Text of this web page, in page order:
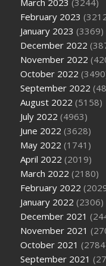
March 2023 (3244)
February 2023
January 2023 (3369)
December 2022
November 2022
October 2022
September 2022
August 2022 (5158)
July 2022 (4963)
June 2022 (3628)
May 2022 (1741)
April 2022 (2019)
March 2022 (2180)
February 2022
January 2022 (2306)
December 2021
November 2021
October 2021
September 2021